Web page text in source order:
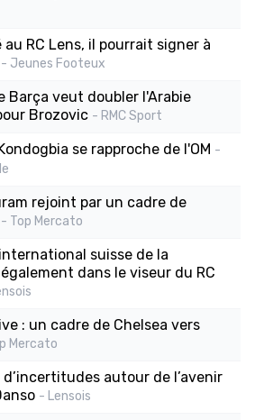
au RC Lens, il pourrait signer à
- Jeunes Footeux
Barça veut doubler l'Arabie
Brozovic - RMC Sport
se rapproche de l'OM -
rejoint par un cadre de
- Top Mercato
suisse de la
dans le viseur du RC
: un cadre de Chelsea vers
Mercato
d’incertitudes autour de l’avenir
- Lensois